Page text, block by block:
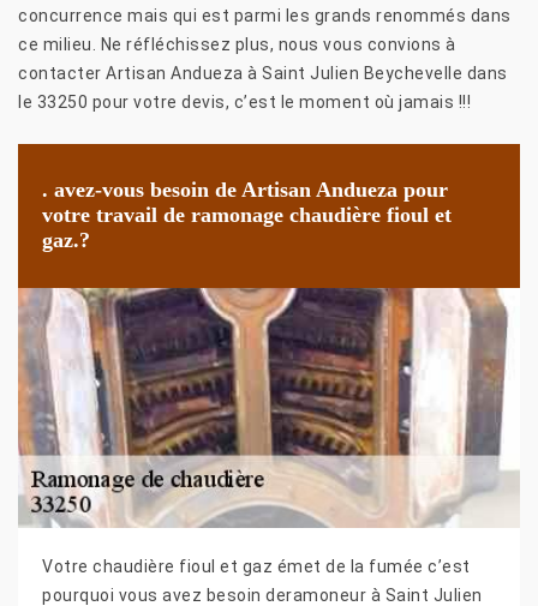
concurrence mais qui est parmi les grands renommés dans
ce milieu. Ne réfléchissez plus, nous vous convions à
contacter Artisan Andueza à Saint Julien Beychevelle dans
le 33250 pour votre devis, c’est le moment où jamais !!!
. avez-vous besoin de Artisan Andueza pour
votre travail de ramonage chaudière fioul et
gaz.?
Votre chaudière fioul et gaz émet de la fumée c’est
pourquoi vous avez besoin deramoneur à Saint Julien